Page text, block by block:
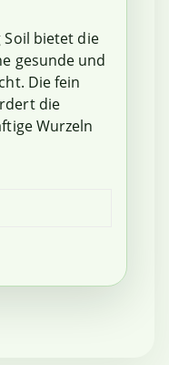
Soil bietet die
gesunde und
Die fein
die
Wurzeln